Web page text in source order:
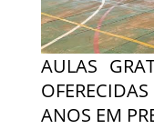
AULAS
ANOS EM